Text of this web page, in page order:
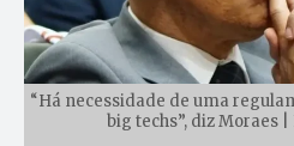
“Há necessidade de uma
big techs”, diz Moraes